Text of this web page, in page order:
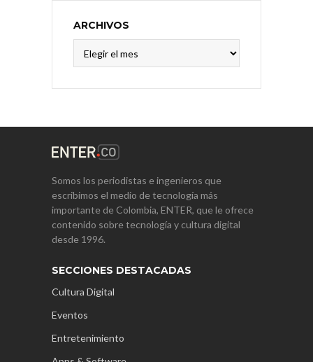
ARCHIVOS
Somos los periodistas e ingenieros que
escribimos el medio de tecnología más
importante de Colombia, ENTER, que le ofrece
contenido sobre tecnología y cultura digital
desde 1996.
SECCIONES DESTACADAS
Cultura Digital
Eventos
Entretenimiento